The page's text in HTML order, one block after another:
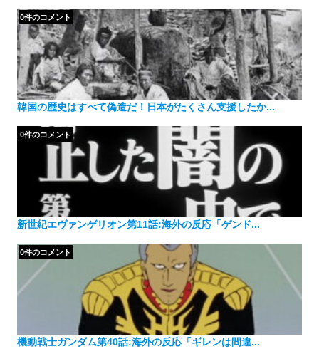
韓国の歴史はすべて偽造だ！日本がたくさん支援したか...
0件のコメント
新世紀エヴァンゲリオン第11話:海外の反応「ゲンド...
0件のコメント
機動戦士ガンダム第40話:海外の反応「ギレンは間違...
0件のコメント